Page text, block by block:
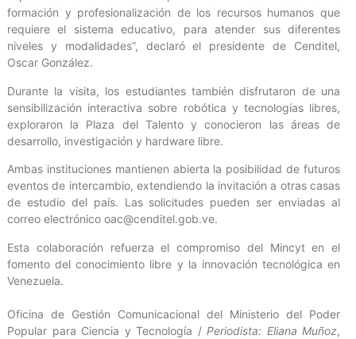
formación y profesionalización de los recursos humanos que
requiere el sistema educativo, para atender sus diferentes
niveles y modalidades”, declaró el presidente de Cenditel,
Oscar González.
Durante la visita, los estudiantes también disfrutaron de una
sensibilización interactiva sobre robótica y tecnologías libres,
exploraron la Plaza del Talento y conocieron las áreas de
desarrollo, investigación y hardware libre.
Ambas instituciones mantienen abierta la posibilidad de futuros
eventos de intercambio, extendiendo la invitación a otras casas
de estudio del país. Las solicitudes pueden ser enviadas al
correo electrónico oac@cenditel.gob.ve.
Esta colaboración refuerza el compromiso del Mincyt en el
fomento del conocimiento libre y la innovación tecnológica en
Venezuela.
Oficina de Gestión Comunicacional del Ministerio del Poder
Popular para Ciencia y Tecnología / Periodista: Eliana Muñoz,